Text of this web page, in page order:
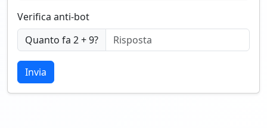
Verifica anti-bot
Quanto fa 2 + 9?
Invia